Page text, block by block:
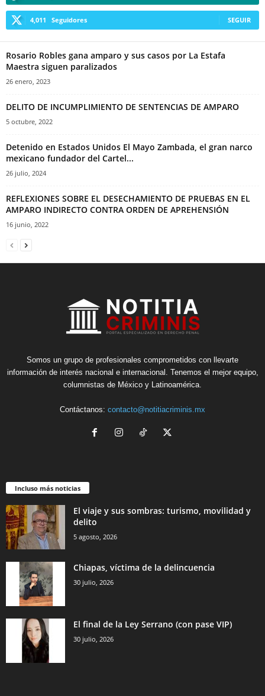
4,011 Seguidores SEGUIR
Rosario Robles gana amparo y sus casos por La Estafa
Maestra siguen paralizados
26 enero, 2023
DELITO DE INCUMPLIMIENTO DE SENTENCIAS DE AMPARO
5 octubre, 2022
Detenido en Estados Unidos El Mayo Zambada, el gran narco
mexicano fundador del Cartel...
26 julio, 2024
REFLEXIONES SOBRE EL DESECHAMIENTO DE PRUEBAS EN EL
AMPARO INDIRECTO CONTRA ORDEN DE APREHENSIÓN
16 junio, 2022
Somos un grupo de profesionales comprometidos con llevarte
información de interés nacional e internacional. Tenemos el mejor equipo,
columnistas de México y Latinoamérica.
Contáctanos: contacto@notitiacriminis.mx
Incluso más noticias
El viaje y sus sombras: turismo, movilidad y
delito
5 agosto, 2026
Chiapas, víctima de la delincuencia
30 julio, 2026
El final de la Ley Serrano (con pase VIP)
30 julio, 2026